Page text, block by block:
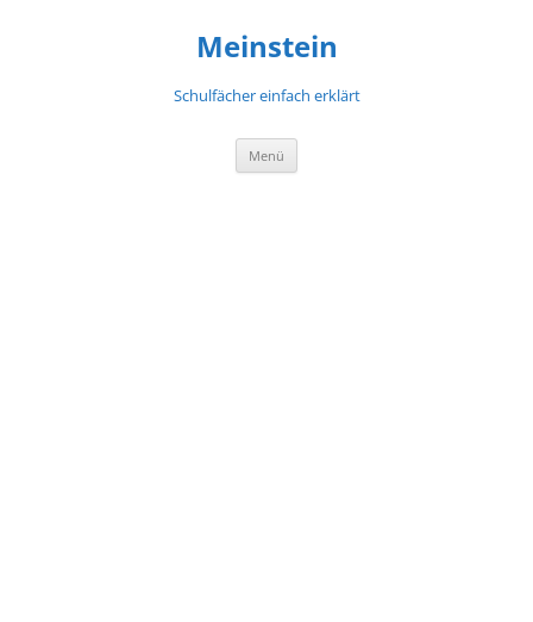
Meinstein
Schulfächer einfach erklärt
Menü